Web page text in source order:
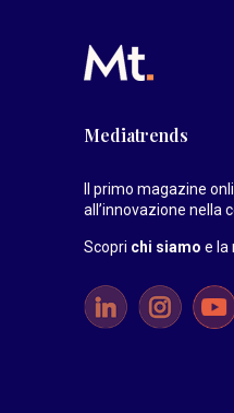
Mediatrends
Il primo magazine
all’innovazione nella
Scopri chi siamo e la